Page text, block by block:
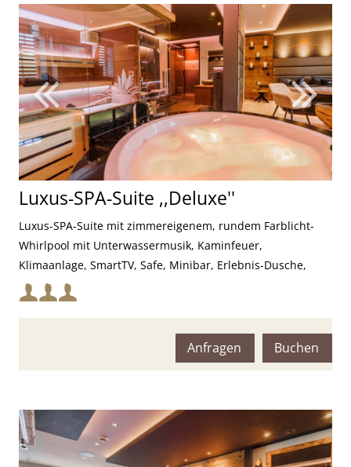
Luxus-SPA-Suite ,,Deluxe''
Luxus-SPA-Suite mit zimmereigenem, rundem Farblicht-
Whirlpool mit Unterwassermusik, Kaminfeuer,
Klimaanlage, SmartTV, Safe, Minibar, Erlebnis-Dusche,
Farblichttherapie und finnischer Sauna mit Kneipp-Fußbad
Mindestbelegung:
Buchen
Anfragen